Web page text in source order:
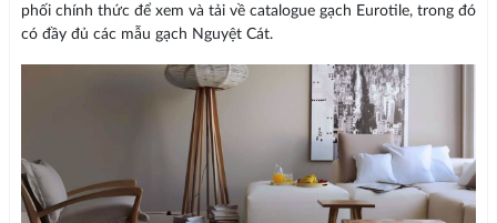
phối chính thức để xem và tải về catalogue gạch Eurotile, trong đó
có đầy đủ các mẫu gạch Nguyệt Cát.